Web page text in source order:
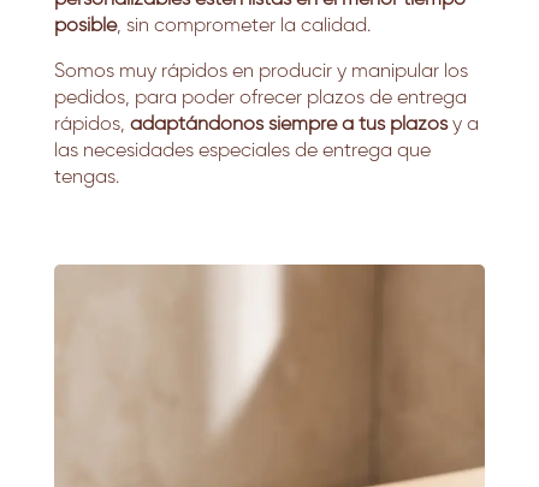
posible, sin comprometer la calidad.
Somos muy rápidos en producir y manipular los
pedidos, para poder ofrecer plazos de entrega
rápidos, adaptándonos siempre a tus plazosy a
las necesidades especiales de entrega que
tengas.